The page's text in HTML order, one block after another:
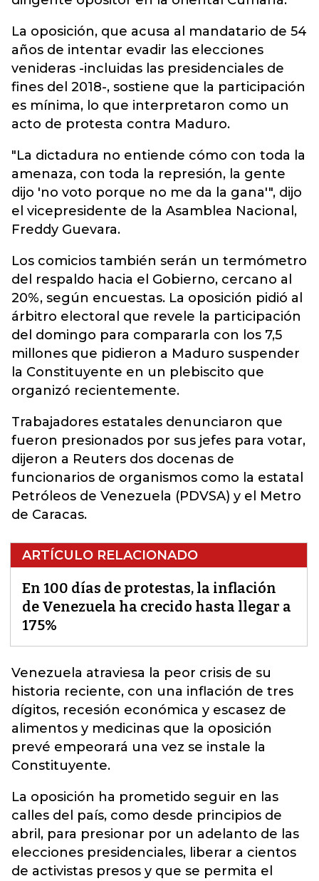
La oposición, que acusa al mandatario de 54
años de intentar evadir las elecciones
venideras -incluidas las presidenciales de
fines del 2018-, sostiene que la participación
es mínima, lo que interpretaron como un
acto de protesta contra Maduro.
"La dictadura no entiende cómo con toda la
amenaza, con toda la represión, la gente
dijo 'no voto porque no me da la gana'", dijo
el vicepresidente de la Asamblea Nacional,
Freddy Guevara.
Los comicios también serán un termómetro
del respaldo hacia el Gobierno, cercano al
20%, según encuestas. La oposición pidió al
árbitro electoral que revele la participación
del domingo para compararla con los 7,5
millones que pidieron a Maduro suspender
la Constituyente en un plebiscito que
organizó recientemente.
Trabajadores estatales denunciaron que
fueron presionados por sus jefes para votar,
dijeron a Reuters dos docenas de
funcionarios de organismos como la estatal
Petróleos de Venezuela (PDVSA) y el Metro
de Caracas.
ARTÍCULO RELACIONADO
En 100 días de protestas, la inflación
de Venezuela ha crecido hasta llegar a
175%
Venezuela atraviesa la peor crisis de su
historia reciente, con una inflación de tres
dígitos, recesión económica y escasez de
alimentos y medicinas que la oposición
prevé empeorará una vez se instale la
Constituyente.
La oposición ha prometido seguir en las
calles del país, como desde principios de
abril, para presionar por un adelanto de las
elecciones presidenciales, liberar a cientos
de activistas presos y que se permita el